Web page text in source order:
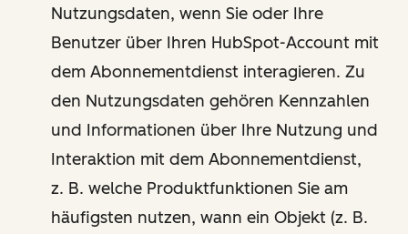
Nutzungsdaten, wenn Sie oder Ihre
Benutzer über Ihren HubSpot-Account mit
dem Abonnementdienst interagieren. Zu
den Nutzungsdaten gehören Kennzahlen
und Informationen über Ihre Nutzung und
Interaktion mit dem Abonnementdienst,
z. B. welche Produktfunktionen Sie am
häufigsten nutzen, wann ein Objekt (z. B.